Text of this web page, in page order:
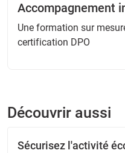
Accompagnement
Une formation sur
certification DPO
Découvrir aussi
Sécurisez l'activité